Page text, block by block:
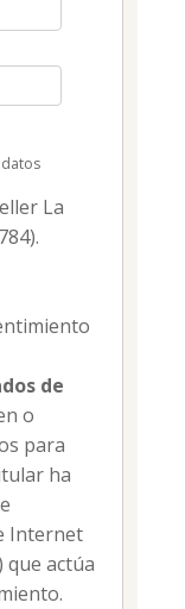
La
de
o
para
ha
Internet
que actúa